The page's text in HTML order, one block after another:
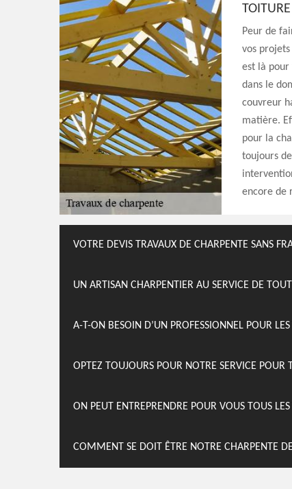
TOITURE
Peur de
vos projets
est là pour
dans le
couvreur
matière.
pour la
toujours
encore de
VOTRE DEVIS TRAVAUX DE CHARPENTE SANS
UN ARTISAN CHARPENTIER AU SERVICE DE
A-T-ON BESOIN D’UN PROFESSIONNEL POUR
OPTEZ TOUJOURS POUR NOTRE SERVICE POUR
ON PEUT ENTREPRENDRE POUR VOUS TOUS
COMMENT SE DOIT ÊTRE NOTRE CHARPENTE